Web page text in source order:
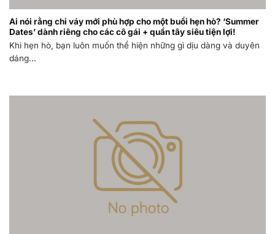
Ai nói rằng chỉ váy mới phù hợp cho một buổi hẹn hò? ‘Summer
Dates’ dành riêng cho các cô gái + quần tây siêu tiện lợi!
Khi hẹn hò, bạn luôn muốn thể hiện những gì dịu dàng và duyên
dáng...